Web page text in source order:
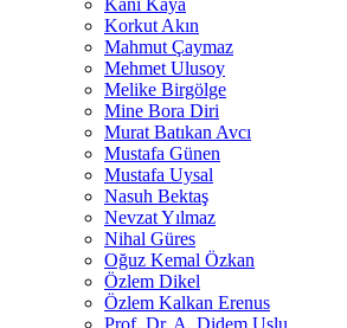
Kani Kaya
Korkut Akın
Mahmut Çaymaz
Mehmet Ulusoy
Melike Birgölge
Mine Bora Diri
Murat Batıkan Avcı
Mustafa Günen
Mustafa Uysal
Nasuh Bektaş
Nevzat Yılmaz
Nihal Güres
Oğuz Kemal Özkan
Özlem Dikel
Özlem Kalkan Erenus
Prof. Dr. A. Didem Uslu